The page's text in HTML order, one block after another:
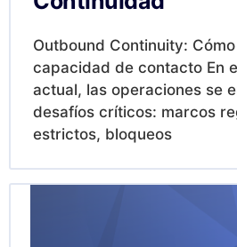
Outbound Continuity:
capacidad de contacto En
actual, las operaciones se
desafíos críticos: marcos
estrictos, bloqueos